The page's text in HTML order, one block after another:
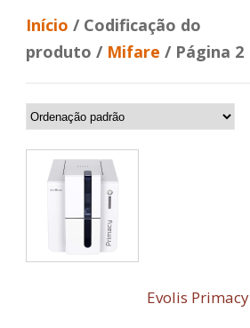
Início / Codificação do
produto / Mifare / Página 2
Evolis Primacy